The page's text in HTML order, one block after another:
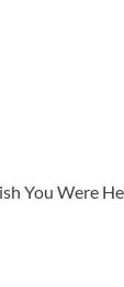
You Were